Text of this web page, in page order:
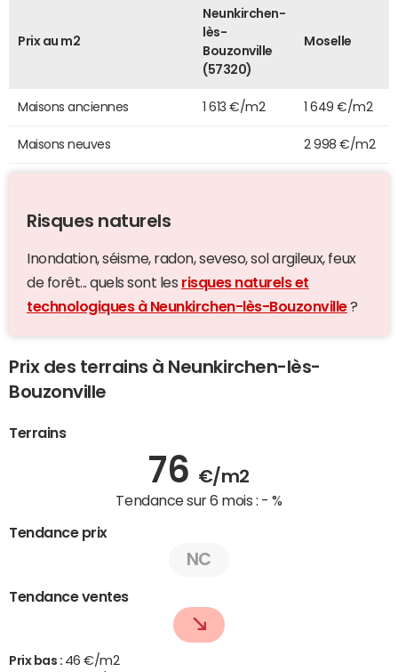
Prix au m2
Neunkirchen-
lès-
Bouzonville
(57320)
Moselle
Maisons anciennes 1 613 €/m2 1 649 €/m2
Maisons neuves 2 998 €/m2
Risques naturels
Inondation, séisme, radon, seveso, sol argileux, feux
de forêt... quels sont les risques naturels et
technologiques à Neunkirchen-lès-Bouzonville?
Prix des terrains à Neunkirchen-lès-
Bouzonville
Terrains
76 €/m2
Tendance sur 6 mois : - %
Tendance prix
NC
Tendance ventes
Prix bas : 46 €/m2